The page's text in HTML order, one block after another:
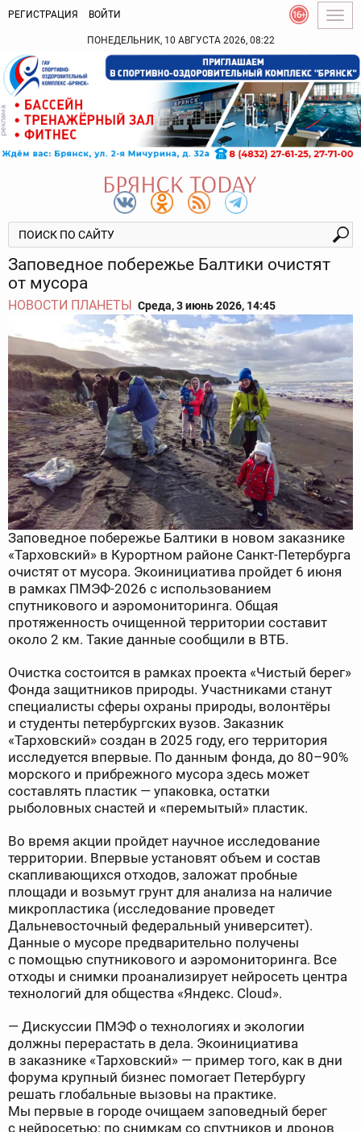
РЕГИСТРАЦИЯ ВОЙТИ
ПОНЕДЕЛЬНИК, 10 АВГУСТА 2026, 08:22
Заповедное побережье Балтики очистят
от мусора
НОВОСТИ ПЛАНЕТЫ Среда, 3 июнь 2026, 14:45
Заповедное побережье Балтики в новом заказнике
«Тарховский» в Курортном районе Санкт-Петербурга
очистят от мусора. Экоинициатива пройдет 6 июня
в рамках ПМЭФ-2026 с использованием
спутникового и аэромониторинга. Общая
протяженность очищенной территории составит
около 2 км. Такие данные сообщили в ВТБ.
Очистка состоится в рамках проекта «Чистый берег»
Фонда защитников природы. Участниками станут
специалисты сферы охраны природы, волонтёры
и студенты петербургских вузов. Заказник
«Тарховский» создан в 2025 году, его территория
исследуется впервые. По данным фонда, до 80–90%
морского и прибрежного мусора здесь может
составлять пластик — упаковка, остатки
рыболовных снастей и «перемытый» пластик.
Во время акции пройдет научное исследование
территории. Впервые установят объем и состав
скапливающихся отходов, заложат пробные
площади и возьмут грунт для анализа на наличие
микропластика (исследование проведет
Дальневосточный федеральный университет).
Данные о мусоре предварительно получены
с помощью спутникового и аэромониторинга. Все
отходы и снимки проанализирует нейросеть центра
технологий для общества «Яндекс. Cloud».
— Дискуссии ПМЭФ о технологиях и экологии
должны перерастать в дела. Экоинициатива
в заказнике «Тарховский» — пример того, как в дни
форума крупный бизнес помогает Петербургу
решать глобальные вызовы на практике.
Мы первые в городе очищаем заповедный берег
с нейросетью: по снимкам со спутников и дронов